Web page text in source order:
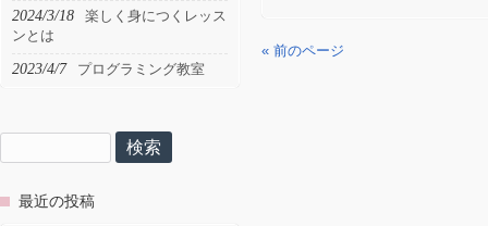
« 前のページ
2024/3/18
楽しく身につくレッス
ンとは
2023/4/7 プログラミング教室
索:
最近の投稿